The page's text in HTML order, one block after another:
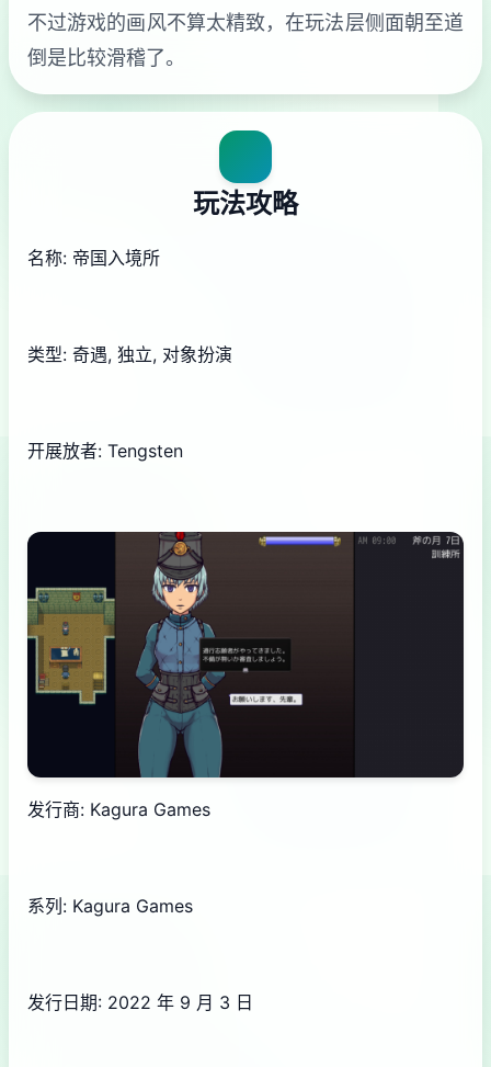
不过游戏的画风不算太精致，在玩法层侧面朝至道
倒是比较滑稽了。
玩法攻略
名称: 帝国入境所
类型: 奇遇, 独立, 对象扮演
开展放者: Tengsten
发行商: Kagura Games
系列: Kagura Games
发行日期: 2022 年 9 月 3 日